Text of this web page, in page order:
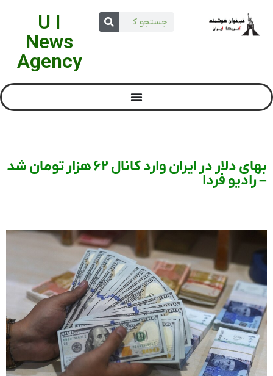
U I
News
Agency
بهای دلار در ایران وارد کانال ۶۲ هزار تومان شد
– رادیو فردا